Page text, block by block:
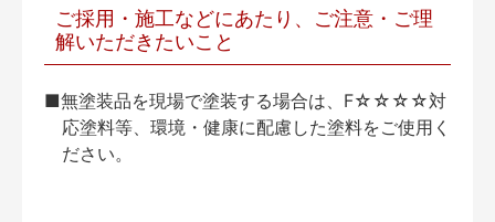
ご採用・施工などにあたり、ご注意・ご理
解いただきたいこと
■無塗装品を現場で塗装する場合は、F☆☆☆☆対
応塗料等、環境・健康に配慮した塗料をご使用く
ださい。